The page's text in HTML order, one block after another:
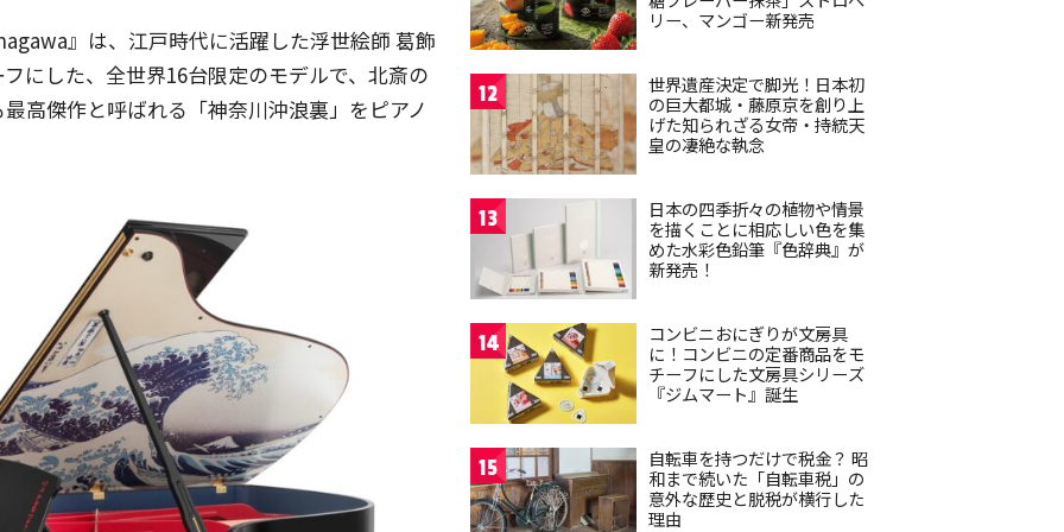
』は、江戸時代に活躍した浮世絵師 葛飾
にした、全世界16台限定のモデルで、北斎の
高傑作と呼ばれる「神奈川沖浪裏」をピアノ
リー、マンゴー新発売
12
世界遺産決定で脚光！日本初
の巨大都城・藤原京を創り上
げた知られざる女帝・持統天
皇の凄絶な執念
13
日本の四季折々の植物や情景
を描くことに相応しい色を集
めた水彩色鉛筆『色辞典』が
新発売！
14
コンビニおにぎりが文房具
に！コンビニの定番商品をモ
チーフにした文房具シリーズ
『ジムマート』誕生
15
自転車を持つだけで税金？ 昭
和まで続いた「自転車税」の
意外な歴史と脱税が横行した
理由